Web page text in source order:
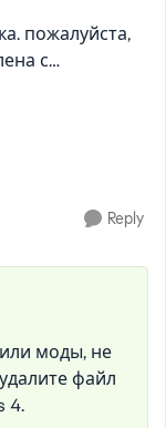
пожалуйста,
произошла
Reply
моды, не
файл
4.